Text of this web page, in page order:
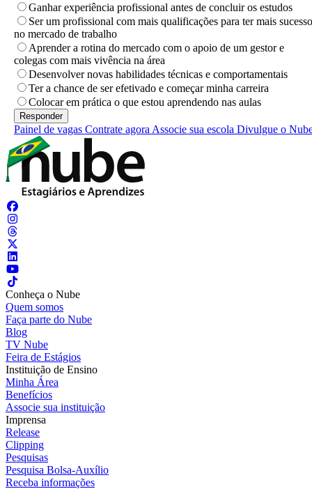
Ganhar experiência profissional antes de concluir os estudos
Ser um profissional com mais qualificações para ter mais sucesso
no mercado de trabalho
Aprender a rotina do mercado com o apoio de um gestor e
colegas com mais vivência na área
Desenvolver novas habilidades técnicas e comportamentais
Ter a chance de ser efetivado e começar minha carreira
Colocar em prática o que estou aprendendo nas aulas
Painel de vagas Contrate agora Associe sua escola Divulgue o
Conheça o Nube
Quem somos
Faça parte do Nube
Blog
TV Nube
Feira de Estágios
Instituição de Ensino
Minha Área
Benefícios
Associe sua instituição
Imprensa
Release
Clipping
Pesquisas
Pesquisa Bolsa-Auxílio
Receba informações